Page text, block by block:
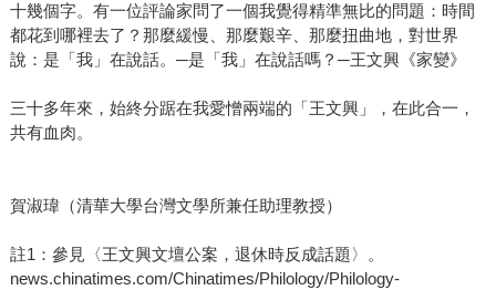
十幾個字。有一位評論家問了一個我覺得精準無比的問題：時間
都花到哪裡去了？那麼緩慢、那麼艱辛、那麼扭曲地，對世界
說：是「我」在說話。─是「我」在說話嗎？─王文興《家變》
三十多年來，始終分踞在我愛憎兩端的「王文興」，在此合一，
共有血肉。
賀淑瑋（清華大學台灣文學所兼任助理教授）
註1：參見〈王文興文壇公案，退休時反成話題〉。
news.chinatimes.com/Chinatimes/Philology/Philology-